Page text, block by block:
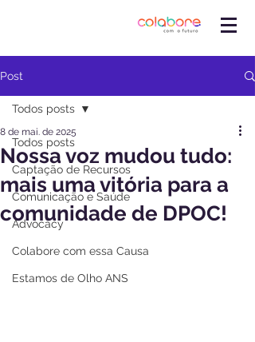
Post
Todos posts
Captação de Recursos
Comunicação e Saúde
Advocacy
Colabore com essa Causa
Estamos de Olho ANS
Todos posts
Nossa voz mudou tudo:
mais uma vitória para a
comunidade de DPOC!
8 de mai. de 2025